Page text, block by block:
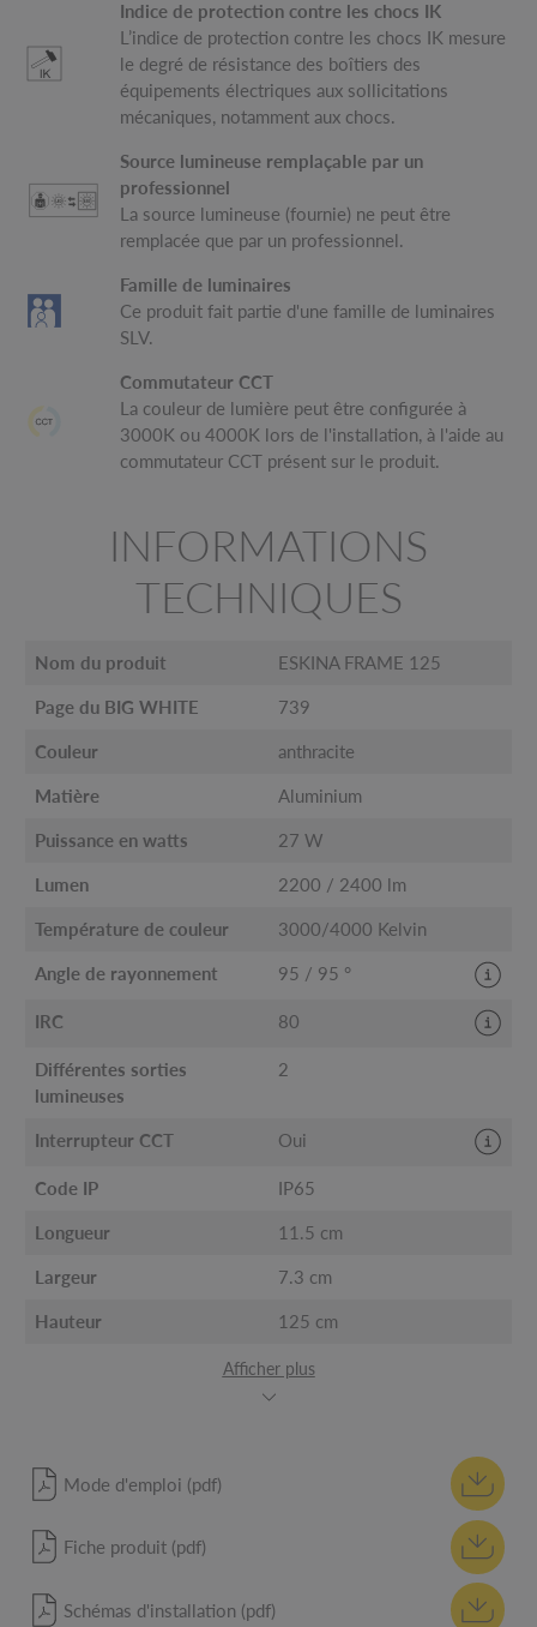
Indice de protection contre les chocs IK
L’indice de protection contre les chocs IK mesure
le degré de résistance des boîtiers des
équipements électriques aux sollicitations
mécaniques, notamment aux chocs.
Source lumineuse remplaçable par un
professionnel
La source lumineuse (fournie) ne peut être
remplacée que par un professionnel.
Famille de luminaires
Ce produit fait partie d'une famille de luminaires
SLV.
Commutateur CCT
La couleur de lumière peut être configurée à
3000K ou 4000K lors de l'installation, à l'aide au
commutateur CCT présent sur le produit.
INFORMATIONS
TECHNIQUES
Nom du produit ESKINA FRAME 125
Page du BIG WHITE 739
Couleur anthracite
Matière Aluminium
Puissance en watts 27 W
Lumen 2200 / 2400 lm
Température de couleur 3000/4000 Kelvin
Angle de rayonnement 95 / 95 °
IRC 80
Différentes sorties
lumineuses
2
Interrupteur CCT Oui
Code IP IP65
Longueur 11.5 cm
Largeur 7.3 cm
Hauteur 125 cm
Afficher plus
Mode d'emploi (pdf)
Fiche produit (pdf)
Schémas d'installation (pdf)